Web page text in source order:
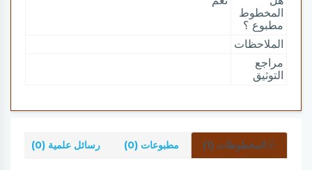
المخطوط
مطبوع ؟
الملاحظات
مراجع
التوثيق
المخطوطات (1) مطبوعات (0) رسائل علمية (0)